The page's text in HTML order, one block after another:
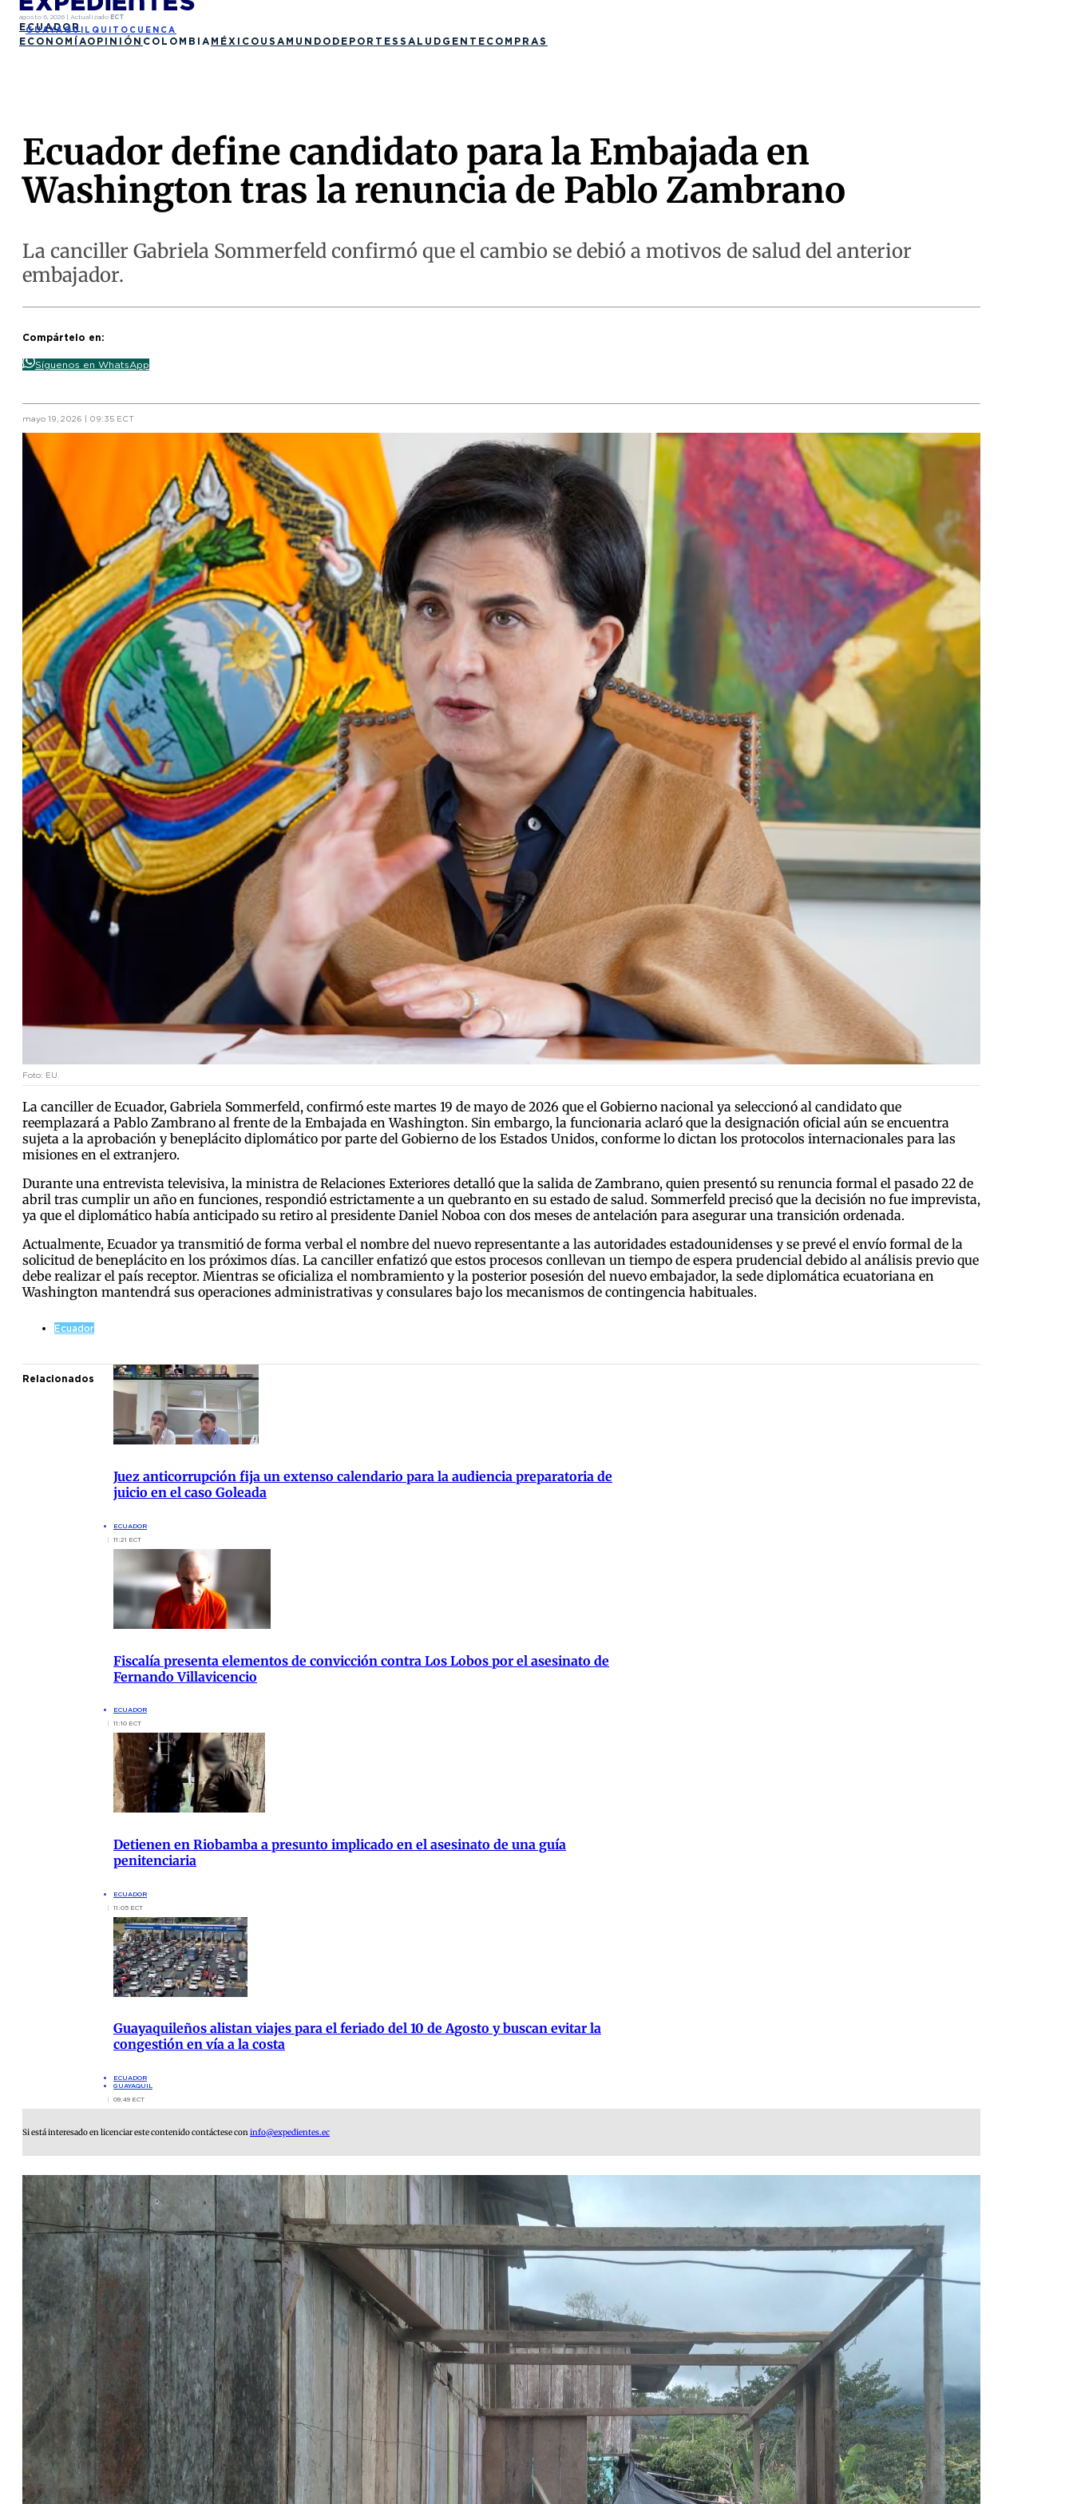
agosto 6, 2026 | Actualizado ECT
ECUADOR
GUAYAQUIL QUITO CUENCA
ECONOMÍAOPINIÓN COLOMBIA MÉXICO USA MUNDO DEPORTES SALUD GENTE COMPRAS
Ecuador define candidato para la Embajada en
Washington tras la renuncia de Pablo Zambrano
La canciller Gabriela Sommerfeld confirmó que el cambio se debió a motivos de salud del anterior
embajador.
Compártelo en:
Síguenos en WhatsApp
mayo 19, 2026 | 09:35 ECT
Foto: EU.
La canciller de Ecuador, Gabriela Sommerfeld, confirmó este martes 19 de mayo de 2026 que el Gobierno nacional ya seleccionó al candidato que
reemplazará a Pablo Zambrano al frente de la Embajada en Washington. Sin embargo, la funcionaria aclaró que la designación oficial aún se encuentra
sujeta a la aprobación y beneplácito diplomático por parte del Gobierno de los Estados Unidos, conforme lo dictan los protocolos internacionales para las
misiones en el extranjero.
Durante una entrevista televisiva, la ministra de Relaciones Exteriores detalló que la salida de Zambrano, quien presentó su renuncia formal el pasado 22 de
abril tras cumplir un año en funciones, respondió estrictamente a un quebranto en su estado de salud. Sommerfeld precisó que la decisión no fue imprevista,
ya que el diplomático había anticipado su retiro al presidente Daniel Noboa con dos meses de antelación para asegurar una transición ordenada.
Actualmente, Ecuador ya transmitió de forma verbal el nombre del nuevo representante a las autoridades estadounidenses y se prevé el envío formal de la
solicitud de beneplácito en los próximos días. La canciller enfatizó que estos procesos conllevan un tiempo de espera prudencial debido al análisis previo que
debe realizar el país receptor. Mientras se oficializa el nombramiento y la posterior posesión del nuevo embajador, la sede diplomática ecuatoriana en
Washington mantendrá sus operaciones administrativas y consulares bajo los mecanismos de contingencia habituales.
Ecuador
Relacionados
Juez anticorrupción fija un extenso calendario para la audiencia preparatoria de
juicio en el caso Goleada
ECUADOR
11:21 ECT
Fiscalía presenta elementos de convicción contra Los Lobos por el asesinato de
Fernando Villavicencio
ECUADOR
11:10 ECT
Detienen en Riobamba a presunto implicado en el asesinato de una guía
penitenciaria
ECUADOR
11:05 ECT
Guayaquileños alistan viajes para el feriado del 10 de Agosto y buscan evitar la
congestión en vía a la costa
ECUADOR
GUAYAQUIL
09:49 ECT
Si está interesado en licenciar este contenido contáctese con info@expedientes.ec